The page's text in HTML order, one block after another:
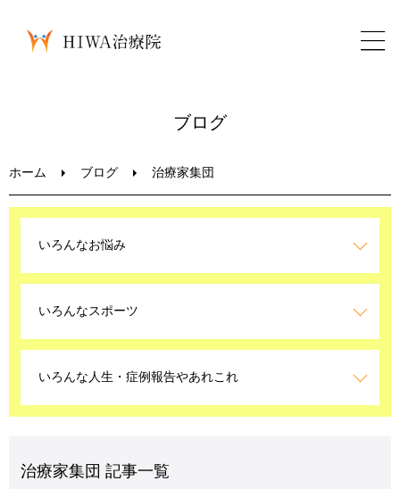
LINEお問い合わせ
ブログ
ホーム ブログ 治療家集団
いろんなお悩み
いろんなスポーツ
いろんな人生・症例報告やあれこれ
治療家集団 記事一覧